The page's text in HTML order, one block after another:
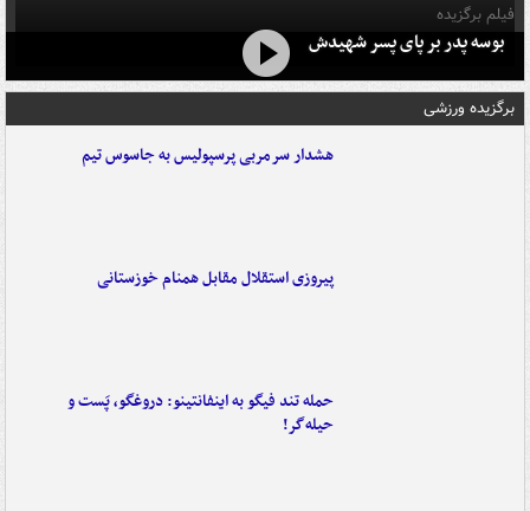
فیلم برگزیده
بوسه‌ پدر بر پای پسر شهیدش
برگزیده ورزشی
هشدار سرمربی پرسپولیس به جاسوس تیم
پیروزی استقلال مقابل همنام خوزستانی
حمله تند فیگو به اینفانتینو: دروغگو، پَست‌ و
حیله‌گر!